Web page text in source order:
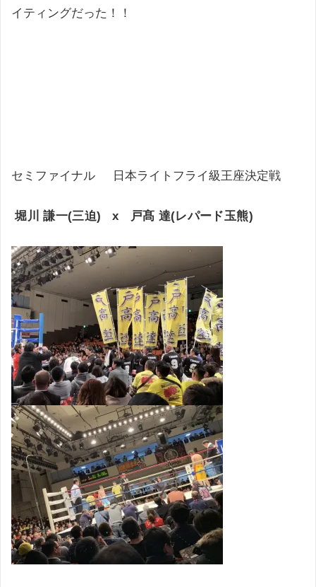
イティングだった！！
セミファイナル 日本ライトフライ級王座決定戦
堀川 謙一(三迫) x 戸髙 達(レパード玉熊)